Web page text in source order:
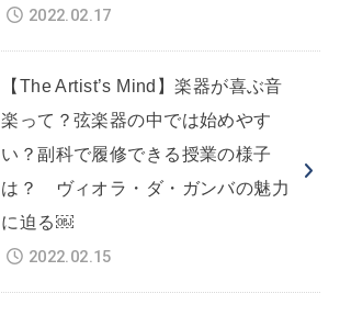
2022.02.17
【The Artist’s Mind】楽器が喜ぶ音
楽って？弦楽器の中では始めやす
い？副科で履修できる授業の様子
は？ ヴィオラ・ダ・ガンバの魅力
に迫る￼
2022.02.15